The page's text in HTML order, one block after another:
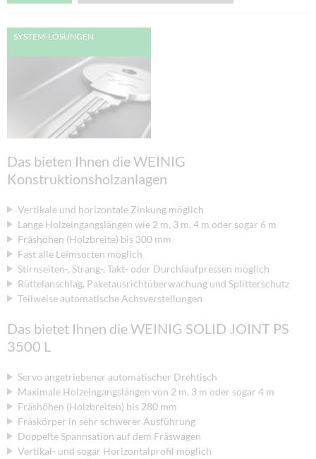
SYSTEM-LÖSUNGEN
Das bieten Ihnen die WEINIG
Konstruktionsholzanlagen
Vertikale und horizontale Zinkung möglich
Lange Holzeingangslängen wie 2 m, 3 m, 4 m oder sogar 6 m
Fräshöhen (Holzbreite) bis 300 mm
Fast alle Leimsorten möglich
Stirnseiten-, Strang-, Takt- oder Durchlaufpressen möglich
Rüttelanschlag, Paketausrichtüberwachung und Splitterschutz
Teilweise automatische Achsverstellungen
Das bietet Ihnen die WEINIG SOLID JOINT PS
3500 L
Servo angetriebener automatischer Drehtisch
Maximale Holzeingangslängen von 2 m, 3 m oder sogar 4 m
Fräshöhen (Holzbreiten) bis 280 mm
Fräskörper in sehr schwerer Ausführung
Doppelte Spannsation auf dem Fräswagen
Vertikal- und sogar Horizontalprofil möglich